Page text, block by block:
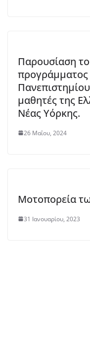
Παρουσίαση
προγράμματος
μαθητές της
Νέας Υόρκης.
26 Μαΐου, 2024
Μοτοπορεία
31 Ιανουαρίου, 2023